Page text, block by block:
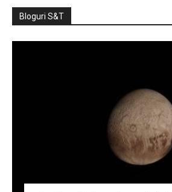
Bloguri S&T